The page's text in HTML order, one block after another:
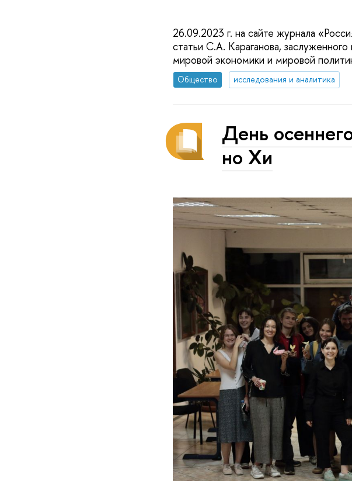
26.09.2023 г. на сайте журнала
статьи С.А. Караганова,
мировой экономики и мировой
Общество исследования и аналитика
День
но Хи